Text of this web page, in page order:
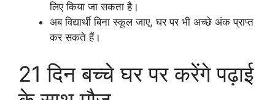
लिए किया जा सकता है।
अब विद्यार्थी बिना स्कूल जाए, घर पर भी अच्छे अंक प्राप्त
कर सकते हैं।
21 दिन बच्चे घर पर करेंगे पढ़ाई